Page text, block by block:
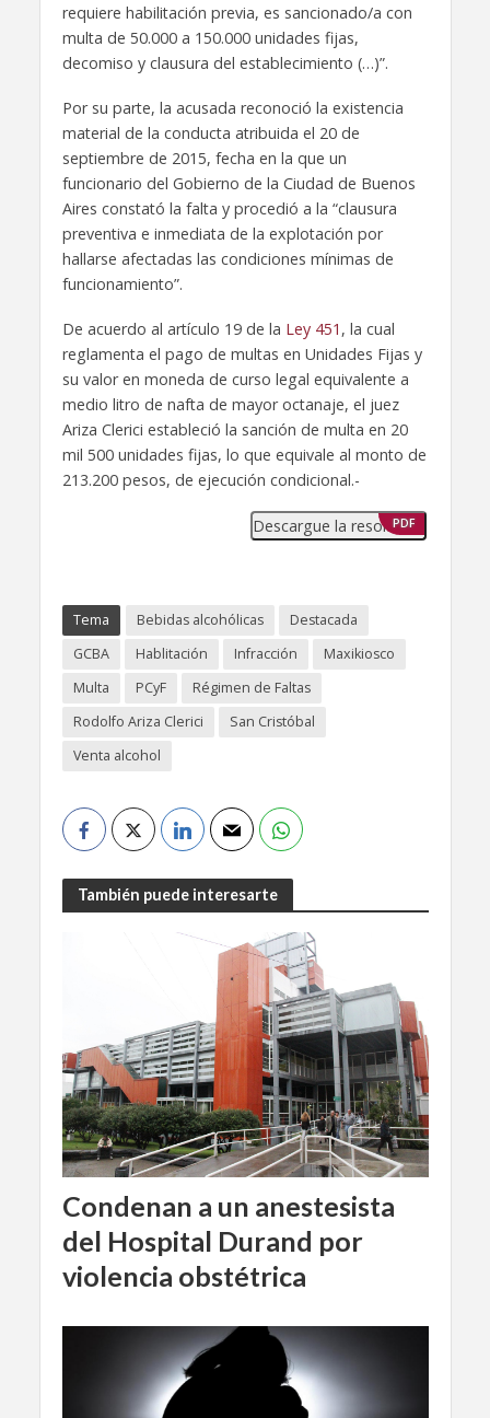
requiere habilitación previa, es sancionado/a con
multa de 50.000 a 150.000 unidades fijas,
decomiso y clausura del establecimiento (…)”.
Por su parte, la acusada reconoció la existencia
material de la conducta atribuida el 20 de
septiembre de 2015, fecha en la que un
funcionario del Gobierno de la Ciudad de Buenos
Aires constató la falta y procedió a la “clausura
preventiva e inmediata de la explotación por
hallarse afectadas las condiciones mínimas de
funcionamiento”.
De acuerdo al artículo 19 de la Ley 451 , la cual
reglamenta el pago de multas en Unidades Fijas y
su valor en moneda de curso legal equivalente a
medio litro de nafta de mayor octanaje, el juez
Ariza Clerici estableció la sanción de multa en 20
mil 500 unidades fijas, lo que equivale al monto de
213.200 pesos, de ejecución condicional.-
Descargue la resolución
PDF
Tema Bebidas alcohólicas
Destacada
GCBA
Hablitación Infracción
Maxikiosco
Multa
PCyF
Régimen de Faltas
Rodolfo Ariza Clerici
San Cristóbal
Venta alcohol
También puede interesarte
Condenan a un anestesista
del Hospital Durand por
violencia obstétrica